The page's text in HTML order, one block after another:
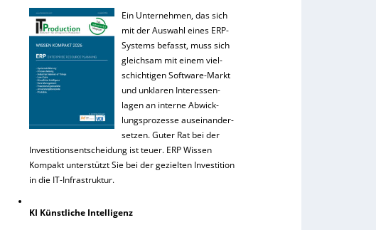
Ein Unternehmen, das sich
mit der Auswahl eines ERP-
Systems befasst, muss sich
gleichsam mit einem viel-
schichtigen Software-Markt
und unklaren Interessen-
lagen an interne Abwick-
lungsprozesse auseinander-
setzen. Guter Rat bei der
Investitionsentscheidung ist teuer. ERP Wissen
Kompakt unterstützt Sie bei der gezielten Investition
in die IT-Infrastruktur.
KI Künstliche Intelligenz